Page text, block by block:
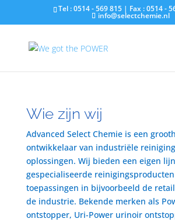
Tel : 0514 - 569 815 | Fax : 0514 -
info@selectchemie.nl
Wie zijn wij
Advanced Select Chemie is een
ontwikkelaar van industriële
oplossingen. Wij bieden een eigen lijn
gespecialiseerde
toepassingen in bijvoorbeeld de
de industrie. Bekende merken als
ontstopper, Uri-Power urinoir